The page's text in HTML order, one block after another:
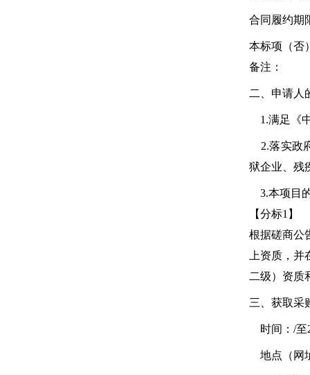
合同履约期
本标项（否
备注：
二、申请人
1.满足《
2.落实政
狱企业、残
3.本项目
【分标1】
根据磋商公
上资质，
二级）资质
三、获取采
时间：/至
地点（网